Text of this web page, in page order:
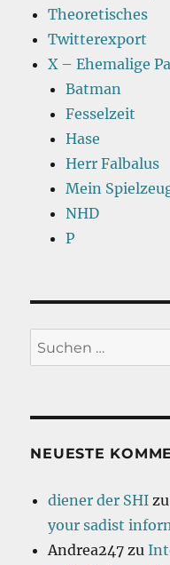
Theoretisches
Twitterexport
X – Ehemalige
Batman
Fesselzeit
Hase
Herr Falbalus
Mein
NHD
P
Suchen
nach:
NEUESTE
diener der SHI
your sadist
Andrea247 zu